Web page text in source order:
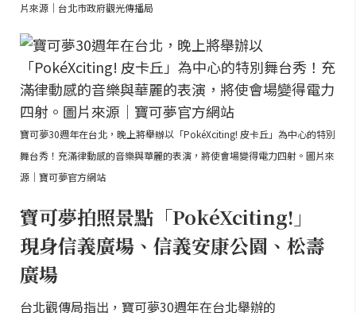
片來源｜台北市政府觀光傳播局
寶可夢30週年在台北，晚上將舉辦以「PokéXciting! 皮卡丘」為中心的特別
舞台秀！充滿律動感的音樂與華麗的表演，將使會場變得電力四射。圖片來
源｜寶可夢官方網站
寶可夢拍照景點「PokéXciting!」
現身信義廣場、信義安康公園、松壽
廣場
台北觀傳局指出，寶可夢30週年在台北舉辦的